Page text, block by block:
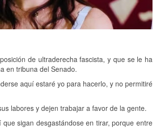
de ultraderecha fascista, y que se le ha
en tribuna del Senado.
aquí estaré yo para hacerlo, y no permitiré
labores y dejen trabajar a favor de la gente.
sigan desgastándose en tirar, porque entre